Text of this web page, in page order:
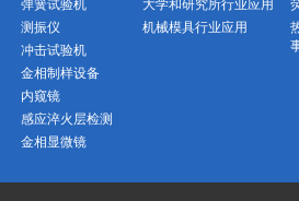
弹簧试验机
测振仪
冲击试验机
金相制样设备
内窥镜
感应淬火层检测
金相显微镜
大学和研究所行业应用
机械模具行业应用